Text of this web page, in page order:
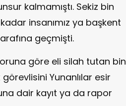
kalmamıştı. Sekiz bin
insanımız ya başkent
geçmişti.
göre eli silah tutan bin
Yunanlılar esir
dair kayıt ya da rapor